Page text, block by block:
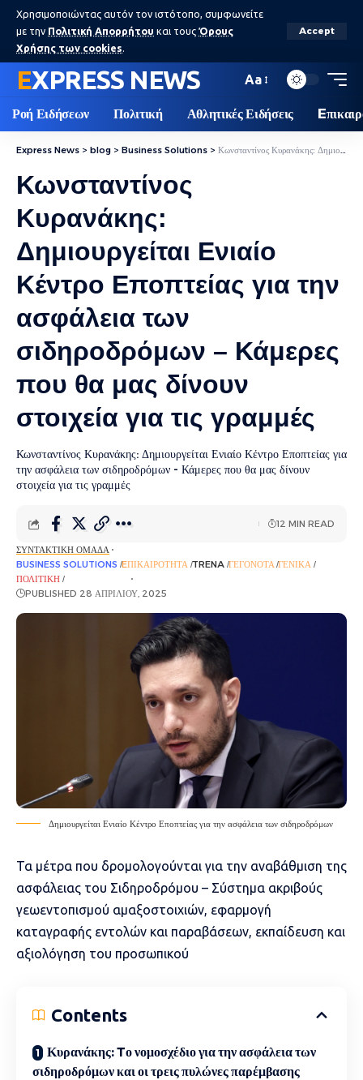
Χρησιμοποιώντας αυτόν τον ιστότοπο, συμφωνείτε
με την Πολιτική Απορρήτου και τους Όρους
Χρήσης των cookies.
Accept
EXPRESS NEWS Aa
Ροή Ειδήσεων Πολιτική Αθλητικές Ειδήσεις
Express News > blog > Business Solutions > Κωνσταντίνος Κυρανάκης: Δημιουργείται Ενιαίο Κέντρο Εποπτείας για την ασφάλεια των σιδηροδρόμων – Κάμερες που θα μας δίνουν στοιχεία για τις γραμμές
Κωνσταντίνος
Κυρανάκης:
Δημιουργείται Ενιαίο
Κέντρο Εποπτείας για την
ασφάλεια των
σιδηροδρόμων – Κάμερες
που θα μας δίνουν
στοιχεία για τις γραμμές
Κωνσταντίνος Κυρανάκης: Δημιουργείται Ενιαίο Κέντρο Εποπτείας για
την ασφάλεια των σιδηροδρόμων - Κάμερες που θα μας δίνουν
στοιχεία για τις γραμμές
ΣΥΝΤΑΚΤΙΚΉ ΟΜΆΔΑ
BUSINESS SOLUTIONS EΠΙΚΑΙΡΌΤΗΤΑ TRENA ΓΕΓΟΝΌΤΑ ΓΕΝΙΚΆ
ΠΟΛΙΤΙΚΉ ΡΟΉ ΕΙΔΉΣΕΩΝ
PUBLISHED 28 ΑΠΡΙΛΊΟΥ, 2025
12 MIN READ
Δημιουργείται Ενιαίο Κέντρο Εποπτείας για την ασφάλεια των σιδηροδρόμων
Τα μέτρα που δρομολογούνται για την αναβάθμιση της
ασφάλειας του Σιδηροδρόμου – Σύστημα ακριβούς
γεωεντοπισμού αμαξοστοιχιών, εφαρμογή
καταγραφής εντολών και παραβάσεων, εκπαίδευση και
αξιολόγηση του προσωπικού
Contents
Κυρανάκης: Tο νομοσχέδιο για την ασφάλεια των
σιδηροδρόμων και οι τρεις πυλώνες παρέμβασης